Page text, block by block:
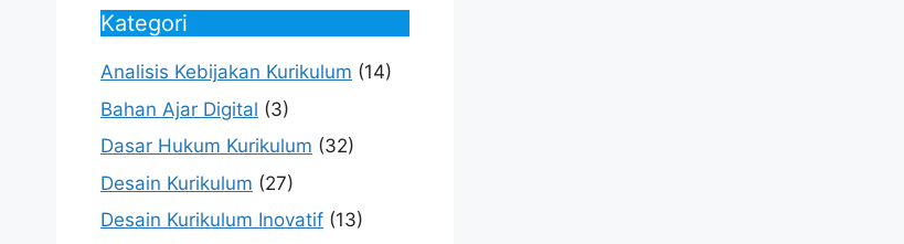
Kategori
Analisis Kebijakan Kurikulum (14)
Bahan Ajar Digital (3)
Dasar Hukum Kurikulum (32)
Desain Kurikulum (27)
Desain Kurikulum Inovatif (13)